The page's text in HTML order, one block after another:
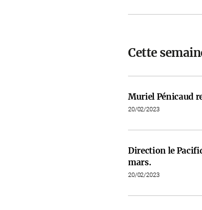
Cette
Muriel Pénicaud
20/02/2023
Direction le
mars.
20/02/2023